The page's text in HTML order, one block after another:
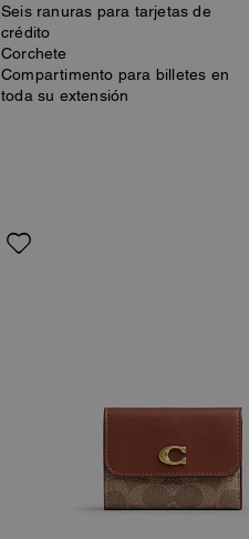
Seis ranuras para tarjetas de
crédito
Corchete
Compartimento para billetes en
toda su extensión